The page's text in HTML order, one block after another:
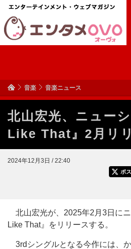
音楽 音楽ニュース
北山宏光、ニュー
Like That』2月リ
2024年12月3日 / 22:40
ポ
北山宏光が、2025年2月3日に
Like That』をリリースする。
3rdシングルとなる今作には、